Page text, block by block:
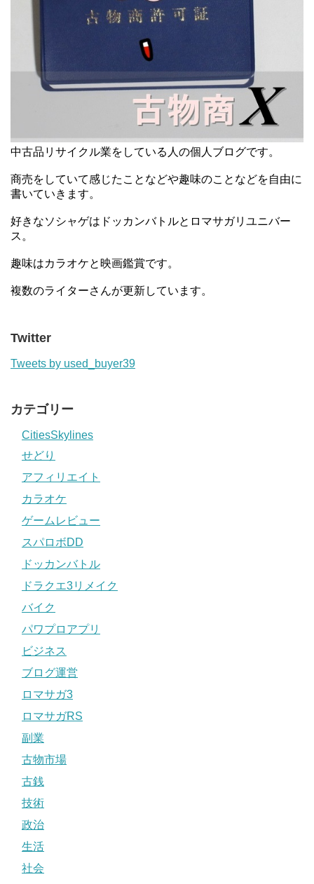
中古品リサイクル業をしている人の個人ブログです。
商売をしていて感じたことなどや趣味のことなどを自由に
書いていきます。
好きなソシャゲはドッカンバトルとロマサガリユニバー
ス。
趣味はカラオケと映画鑑賞です。
複数のライターさんが更新しています。
Twitter
Tweets by used_buyer39
カテゴリー
CitiesSkylines
せどり
アフィリエイト
カラオケ
ゲームレビュー
スパロボDD
ドッカンバトル
ドラクエ3リメイク
バイク
パワプロアプリ
ビジネス
ブログ運営
ロマサガ3
ロマサガRS
副業
古物市場
古銭
技術
政治
生活
社会